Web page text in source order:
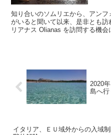
知り合いのソムリエから、アン
がいると聞いて以来、是非とも
リアナス Olianas を訪問する機会
2020
島へ行
イタリア、ＥＵ域外からの入域